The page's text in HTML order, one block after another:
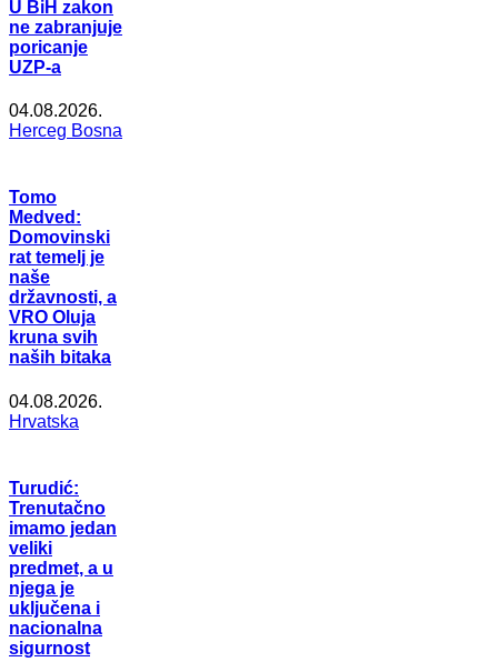
U BiH zakon
ne zabranjuje
poricanje
UZP-a
04.08.2026.
Herceg Bosna
Tomo
Medved:
Domovinski
rat temelj je
naše
državnosti, a
VRO Oluja
kruna svih
naših bitaka
04.08.2026.
Hrvatska
Turudić:
Trenutačno
imamo jedan
veliki
predmet, a u
njega je
uključena i
nacionalna
sigurnost